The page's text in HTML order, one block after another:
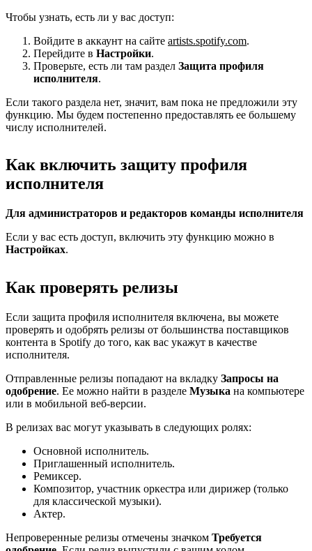
Чтобы узнать, есть ли у вас доступ:
Войдите в аккаунт на сайте artists.spotify.com.
Перейдите в Настройки.
Проверьте, есть ли там раздел Защита профиля
исполнителя.
Если такого раздела нет, значит, вам пока не предложили эту
функцию. Мы будем постепенно предоставлять ее большему
числу исполнителей.
Как включить защиту профиля
исполнителя
Для администраторов и редакторов команды исполнителя
Если у вас есть доступ, включить эту функцию можно в
Настройках.
Как проверять релизы
Если защита профиля исполнителя включена, вы можете
проверять и одобрять релизы от большинства поставщиков
контента в Spotify до того, как вас укажут в качестве
исполнителя.
Отправленные релизы попадают на вкладку Запросы на
одобрение. Ее можно найти в разделе Музыка на компьютере
или в мобильной веб-версии.
В релизах вас могут указывать в следующих ролях:
Основной исполнитель.
Приглашенный исполнитель.
Ремиксер.
Композитор, участник оркестра или дирижер (только
для классической музыки).
Актер.
Непроверенные релизы отмечены значком Требуется